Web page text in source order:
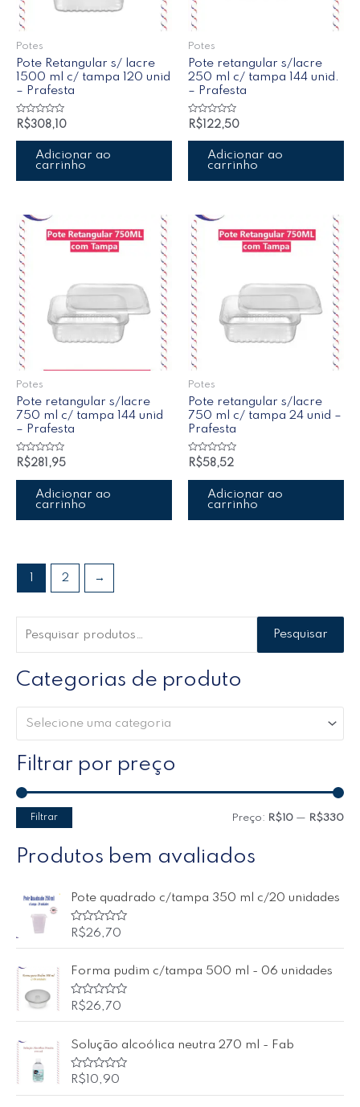
Potes
Pote Retangular s/ lacre
1500 ml c/ tampa 120 unid
– Prafesta
Avaliação
0
de
R$308,10
Adicionar ao
carrinho
Potes
Pote retangular s/lacre
250 ml c/ tampa 144 unid.
– Prafesta
Avaliação
0
de
R$ 122,50
Adicionar ao
carrinho
Potes
Pote retangular s/lacre
750 ml c/ tampa 144 unid
– Prafesta
Avaliação
0
de
R$281,95
Adicionar ao
carrinho
Potes
Pote retangular s/lacre
750 ml c/ tampa 24 unid –
Prafesta
Avaliação
0
de
R$58,52
Adicionar ao
carrinho
1 2 →
Pesquisar
Categorias de produto
Selecione uma categoria
Filtrar por preço
Filtrar Preço: R$10 — R$330
Produtos bem avaliados
Pote quadrado c/tampa 350 ml c/20 unidades
A
a
i
a
ç
ã
0
e
5
R$26,70
Forma pudim c/tampa 500 ml - 06 unidades
A
i
a
ç
ã
0
R$26,70
Solução alcoólica neutra 270 ml - Fab
A
a
R$10,90